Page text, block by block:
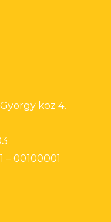
köz 4.
– 00100001